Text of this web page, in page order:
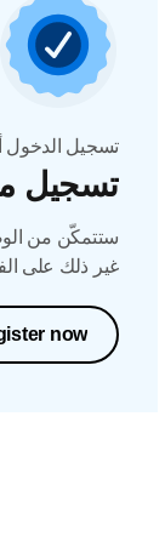
تسجيل الدخول
تسجيل
ستتمكّن من
غير ذلك على
now